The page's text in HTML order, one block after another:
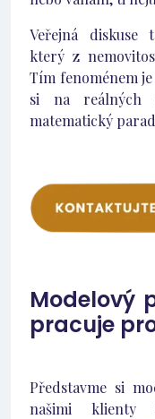
Veřejná diskuse
který z
Tím fenoménem
si na reálných
matematický
Modelový
pracuje
Představme si
našimi klienty